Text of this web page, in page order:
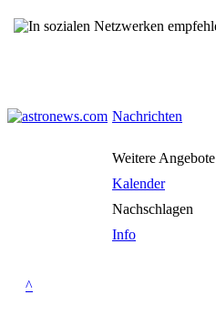
Nachrichten
Weitere Angebote
Kalender
Nachschlagen
Info
^